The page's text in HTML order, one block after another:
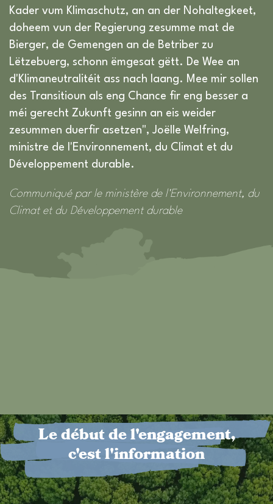
Kader vum Klimaschutz, an an der Nohaltegkeet,
doheem vun der Regierung zesumme mat de
Bierger, de Gemengen an de Betriber zu
Lëtzebuerg, schonn ëmgesat gëtt. De Wee an
d'Klimaneutralitéit ass nach laang. Mee mir sollen
des Transitioun als eng Chance fir eng besser a
méi gerecht Zukunft gesinn an eis weider
zesummen duerfir asetzen", Joëlle Welfring,
ministre de l'Environnement, du Climat et du
Développement durable.
Communiqué par le ministère de l'Environnement, du
Climat et du Développement durable
Le début de l'engagement,
c'est l'information